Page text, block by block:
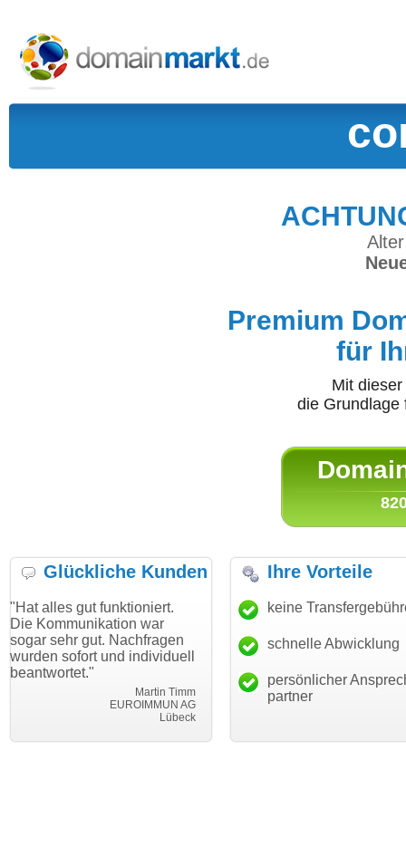
Premium
für
Mit
die
Glückliche Kunden
funktioniert.
war
Nachfragen
und individuell
"Danke für den schnellen
Transfer und guten Service!"
Thomas Schäfer
i can eckert communication GmbH
"Ich bin
haben.
mein
Ihre Vorteile
keine
schnelle Abwicklung
persönlicher
partner